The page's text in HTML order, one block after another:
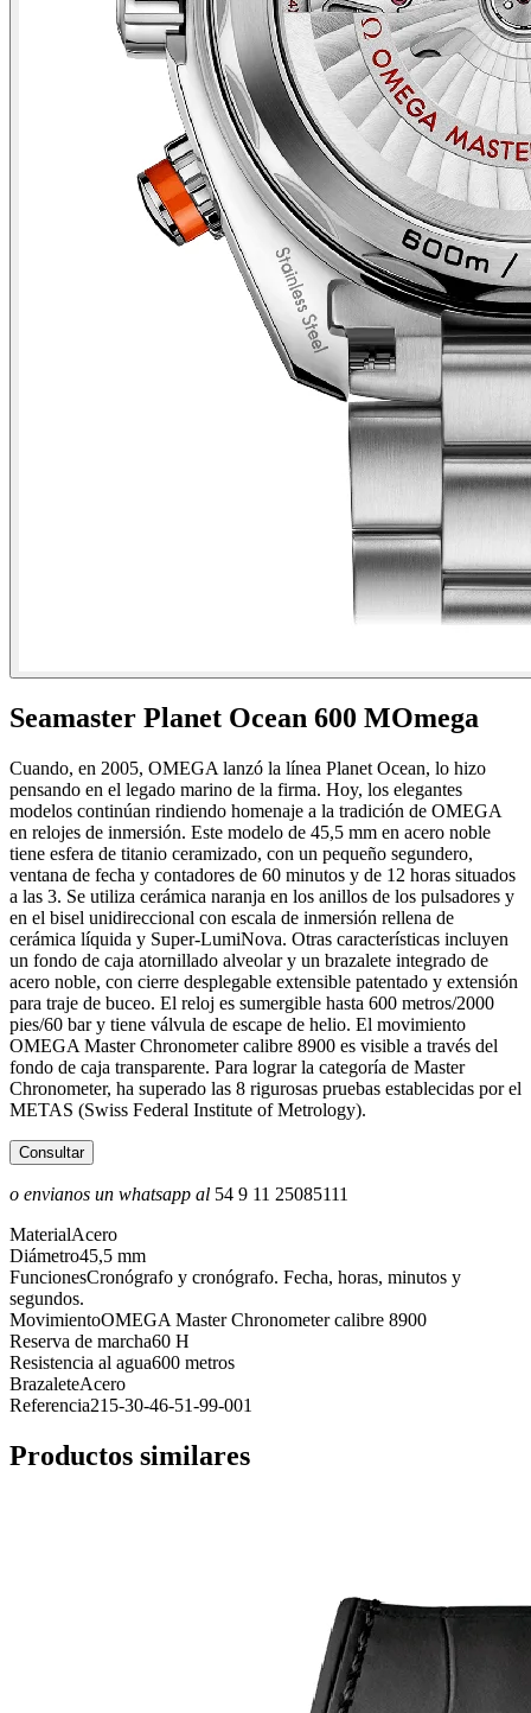
Seamaster Planet Ocean 600 MOmega
Cuando, en 2005, OMEGA lanzó la línea Planet Ocean, lo hizo
pensando en el legado marino de la firma. Hoy, los elegantes
modelos continúan rindiendo homenaje a la tradición de OMEGA
en relojes de inmersión. Este modelo de 45,5 mm en acero noble
tiene esfera de titanio ceramizado, con un pequeño segundero,
ventana de fecha y contadores de 60 minutos y de 12 horas situados
a las 3. Se utiliza cerámica naranja en los anillos de los pulsadores y
en el bisel unidireccional con escala de inmersión rellena de
cerámica líquida y Super-LumiNova. Otras características incluyen
un fondo de caja atornillado alveolar y un brazalete integrado de
acero noble, con cierre desplegable extensible patentado y extensión
para traje de buceo. El reloj es sumergible hasta 600 metros/2000
pies/60 bar y tiene válvula de escape de helio. El movimiento
OMEGA Master Chronometer calibre 8900 es visible a través del
fondo de caja transparente. Para lograr la categoría de Master
Chronometer, ha superado las 8 rigurosas pruebas establecidas por el
METAS (Swiss Federal Institute of Metrology).
Consultar
o envianos un whatsapp al 54 9 11 25085111
MaterialAcero
Diámetro45,5 mm
FuncionesCronógrafo y cronógrafo. Fecha, horas, minutos y
segundos.
MovimientoOMEGA Master Chronometer calibre 8900
Reserva de marcha60 H
Resistencia al agua600 metros
BrazaleteAcero
Referencia215-30-46-51-99-001
Productos similares